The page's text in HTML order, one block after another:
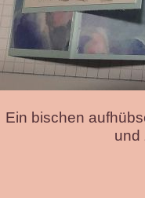
Ein bischen
und